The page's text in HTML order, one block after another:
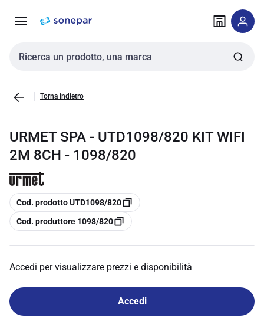
navigazione alla
Cerca input
Torna indietro
URMET SPA - UTD1098/820 KIT WIFI
2M 8CH - 1098/820
copia
Cod. prodotto UTD1098/820
copia
Cod. produttore 1098/820
Accedi per visualizzare prezzi e disponibilità
Accedi